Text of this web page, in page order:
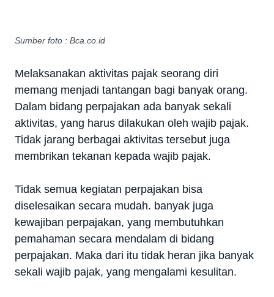
Sumber foto : Bca.co.id
Melaksanakan aktivitas pajak seorang diri
memang menjadi tantangan bagi banyak orang.
Dalam bidang perpajakan ada banyak sekali
aktivitas, yang harus dilakukan oleh wajib pajak.
Tidak jarang berbagai aktivitas tersebut juga
membrikan tekanan kepada wajib pajak.
Tidak semua kegiatan perpajakan bisa
diselesaikan secara mudah. banyak juga
kewajiban perpajakan, yang membutuhkan
pemahaman secara mendalam di bidang
perpajakan. Maka dari itu tidak heran jika banyak
sekali wajib pajak, yang mengalami kesulitan.